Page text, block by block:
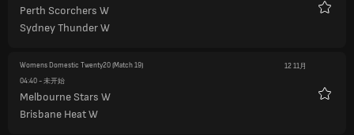
Perth Scorchers W
Sydney Thunder W
Womens Domestic Twenty20(Match 19)
12 11月
04:40- 未开始
Melbourne Stars W
Brisbane Heat W